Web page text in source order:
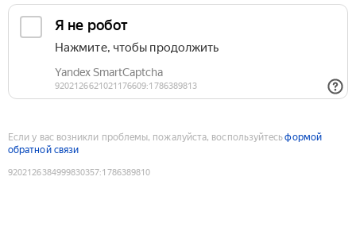
Если у вас возникли проблемы, пожалуйста, воспользуйтесьформой
обратной связи
9202126384999830357:1786389810